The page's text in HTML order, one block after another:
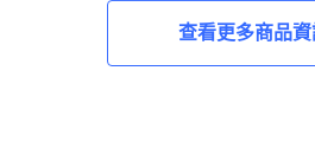
查看更多商品資